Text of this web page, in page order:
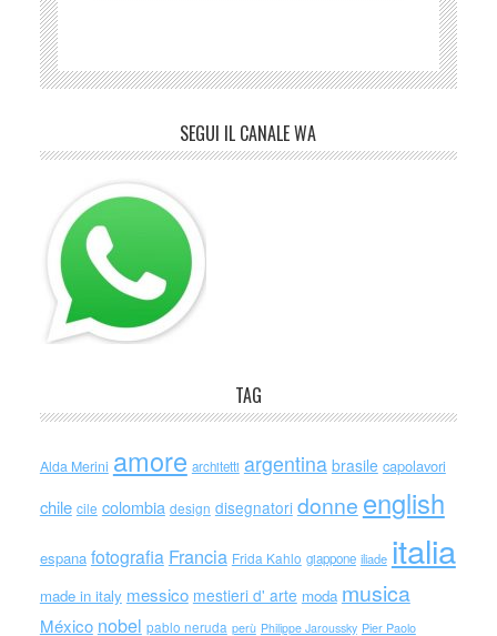
SEGUI IL CANALE WA
TAG
Alda Merini amore architetti argentina brasile capolavori
chile cile colombia design disegnatori donne english
espana fotografia Francia Frida Kahlo giappone iliade italia
made in italy messico mestieri d' arte moda musica
México nobel pablo neruda perù Philippe Jaroussky Pier Paolo